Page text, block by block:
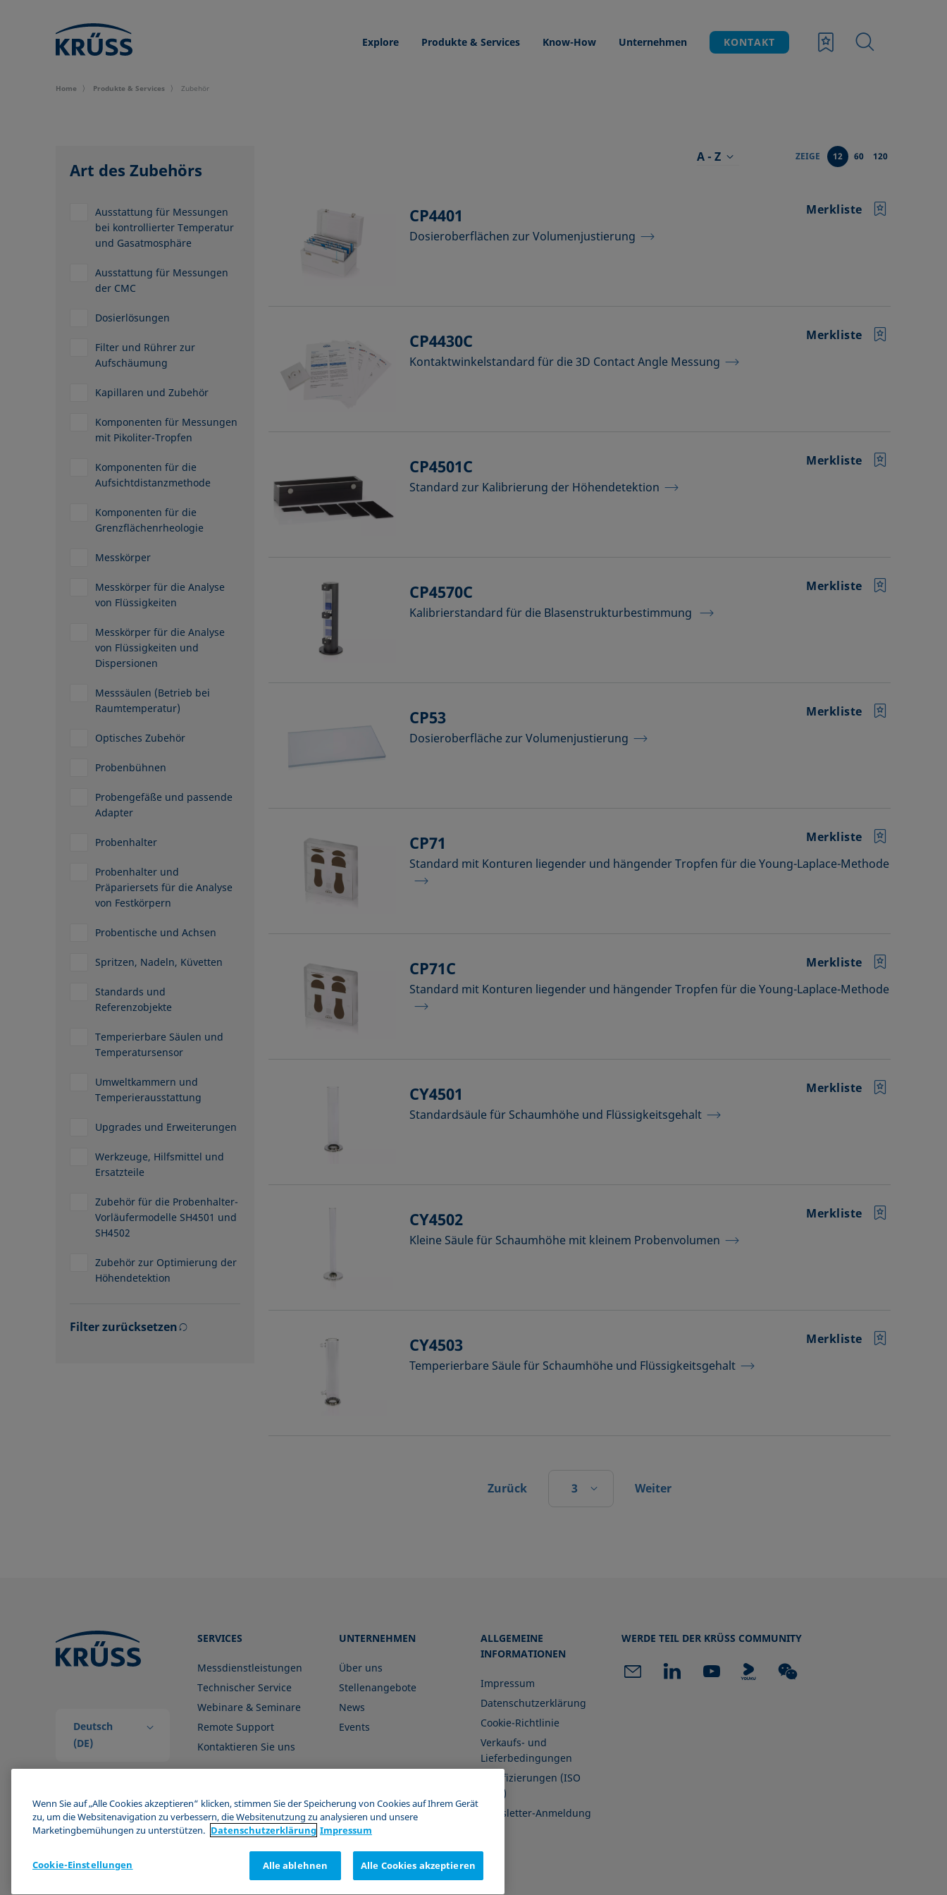
Explore Produkte & Services Know-How Unternehmen KONTAKT
Home Produkte & Services Zubehör
Art des Zubehörs
Ausstattung für Messungen
bei kontrollierter Temperatur
und Gasatmosphäre
Ausstattung für Messungen
der CMC
Dosierlösungen
Filter und Rührer zur
Aufschäumung
Kapillaren und Zubehör
Komponenten für Messungen
mit Pikoliter-Tropfen
Komponenten für die
Aufsichtdistanzmethode
Komponenten für die
Grenzflächenrheologie
Messkörper
Messkörper für die Analyse
von Flüssigkeiten
Messkörper für die Analyse
von Flüssigkeiten und
Dispersionen
Messsäulen (Betrieb bei
Raumtemperatur)
Optisches Zubehör
Probenbühnen
Probengefäße und passende
Adapter
Probenhalter
Probenhalter und
Präpariersets für die Analyse
von Festkörpern
Probentische und Achsen
Spritzen, Nadeln, Küvetten
Standards und
Referenzobjekte
Temperierbare Säulen und
Temperatursensor
Umweltkammern und
Temperierausstattung
Upgrades und Erweiterungen
Werkzeuge, Hilfsmittel und
Ersatzteile
Zubehör für die Probenhalter-
Vorläufermodelle SH4501 und
SH4502
Zubehör zur Optimierung der
Höhendetektion
Filter zurücksetzen
A - Z ZEIGE 12 60 120
CP4401
Dosieroberflächen zur Volumenjustierung
Merkliste
CP4430C
Kontaktwinkelstandard für die 3D Contact Angle Messung
Merkliste
CP4501C
Standard zur Kalibrierung der Höhendetektion
Merkliste
CP4570C
Kalibrierstandard für die Blasenstrukturbestimmung
Merkliste
CP53
Dosieroberfläche zur Volumenjustierung
Merkliste
CP71
Standard mit Konturen liegender und hängender Tropfen für die Young-Laplace-Methode
Merkliste
CP71C
Standard mit Konturen liegender und hängender Tropfen für die Young-Laplace-Methode
Merkliste
CY4501
Standardsäule für Schaumhöhe und Flüssigkeitsgehalt
Merkliste
CY4502
Kleine Säule für Schaumhöhe mit kleinem Probenvolumen
Merkliste
CY4503
Temperierbare Säule für Schaumhöhe und Flüssigkeitsgehalt
Merkliste
Zurück 3 Weiter
Deutsch
(DE)
SERVICES
Messdienstleistungen
Technischer Service
Webinare & Seminare
Remote Support
Kontaktieren Sie uns
UNTERNEHMEN
Über uns
Stellenangebote
News
Events
ALLGEMEINE
INFORMATIONEN
Impressum
Datenschutzerklärung
Cookie-Richtlinie
Verkaufs- und
Lieferbedingungen
Zertifizierungen (ISO
9001)
Newsletter-Anmeldung
WERDE TEIL DER KRÜSS COMMUNITY
Wenn Sie auf „Alle Cookies akzeptieren“ klicken, stimmen Sie der Speicherung von Cookies auf Ihrem Gerät
zu, um die Websitenavigation zu verbessern, die Websitenutzung zu analysieren und unsere
Marketingbemühungen zu unterstützen. Datenschutz­erklärung Impressum
Alle ablehnen Alle Cookies akzeptieren
Cookie-Einstellungen